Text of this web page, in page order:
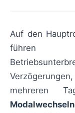
Auf den
führen
mehreren
Modalwechseln